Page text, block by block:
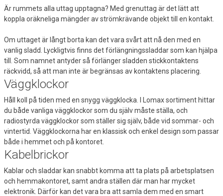
Är rummets alla uttag upptagna? Med grenuttag är det lätt att
koppla oräkneliga mängder av strömkrävande objekt till en kontakt.
Om uttaget är långt borta kan det vara svårt att nå den med en
vanlig sladd. Lyckligtvis finns det förlängningssladdar som kan hjälpa
till. Som namnet antyder så förlänger sladden stickkontaktens
räckvidd, så att man inte är begränsas av kontaktens placering.
Väggklockor
Håll koll på tiden med en snygg väggklocka. I Lomax sortiment hittar
du både vanliga väggklockor som du själv måste ställa, och
radiostyrda väggklockor som ställer sig själv, både vid sommar- och
vintertid. Väggklockorna har en klassisk och enkel design som passar
både i hemmet och på kontoret.
Kabelbrickor
Kablar och sladdar kan snabbt komma att ta plats på arbetsplatsen
och hemmakontoret, samt andra ställen där man har mycket
elektronik. Därför kan det vara bra att samla dem med en smart